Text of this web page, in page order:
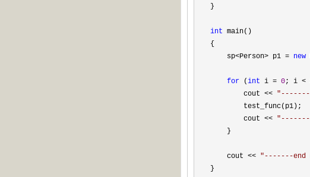
}
int main()
{
    sp
<Person> p1 = new
for (int i = 0; i <
        cout
<< " -------
        test_func(p1);
        cout
<< " -------
    }
    cout
<< " -------end
}